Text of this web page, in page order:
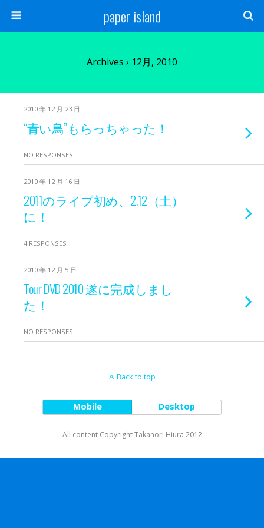
paper island
Archives › 12月, 2010
2010 年 12 月 23 日
“青い鳥”もらっちゃった！
NO RESPONSES
2010 年 12 月 16 日
2011のライブ初め、2.12（土）
に！
4 RESPONSES
2010 年 12 月 5 日
Tour DVD 2010 遂に完成しまし
た！
NO RESPONSES
Back to top
Mobile Desktop
All content Copyright Takanori Hiura 2012